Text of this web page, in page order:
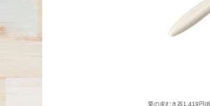
栗の皮むき器1.419円(